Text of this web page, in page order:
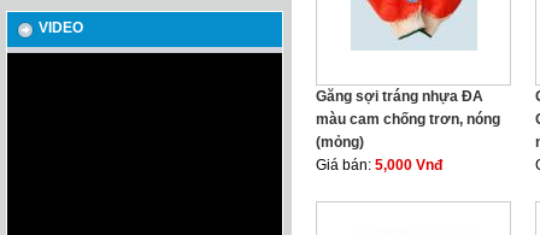
VIDEO
Găng sợi tráng nhựa ĐA
màu cam chống trơn, nóng
(mỏng)
Giá bán: 5,000 Vnđ